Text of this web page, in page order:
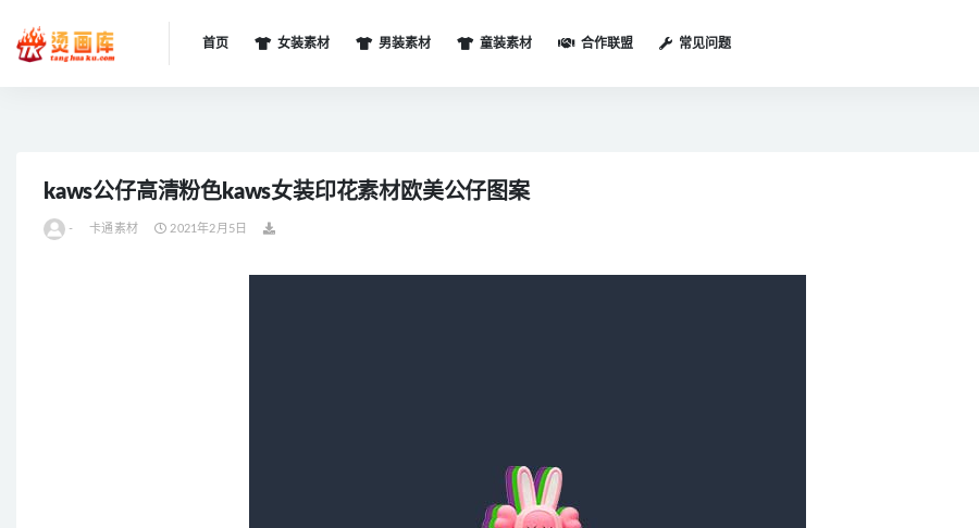
首页 女装素材 男装素材 童装素材 合作联盟 常见问题
kaws公仔高清粉色kaws女装印花素材欧美公仔图案
- 卡通素材 2021年2月5日